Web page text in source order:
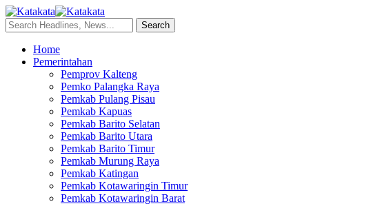
Home
Pemerintahan
Pemprov Kalteng
Pemko Palangka Raya
Pemkab Pulang Pisau
Pemkab Kapuas
Pemkab Barito Selatan
Pemkab Barito Utara
Pemkab Barito Timur
Pemkab Murung Raya
Pemkab Katingan
Pemkab Kotawaringin Timur
Pemkab Kotawaringin Barat